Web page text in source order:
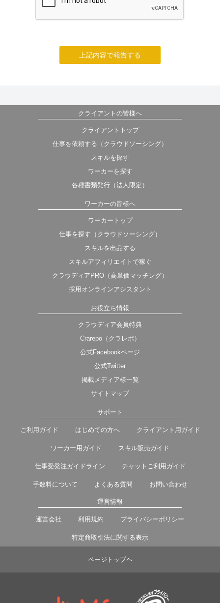
上記内容で報告する
クライアントの皆様へ
クライアントトップ
仕事を依頼する（クラウドソーシング）
スキルを探す
ワーカーを探す
各種書類発行（法人限定）
ワーカーの皆様へ
ワーカートップ
仕事を探す（クラウドソーシング）
スキルを出品する
スキルアフィリエイトで稼ぐ
クラウディアPRO（高単価マッチング）
採用オンラインアシスタント
お役立ち情報
クラウディア会員特典
Crarepo（クラレポ）
公式Facebookページ
公式Twitter
掲載メディア様一覧
サイトマップ
サポート
ご利用ガイド はじめての方へ クライアント用ガイド
ワーカー用ガイド スキル販売ガイド
仕事受発注ガイドライン チャットご利用ガイド
手数料について よくある質問 お問い合わせ
運営情報
運営会社 利用規約 プライバシーポリシー
特定商取引法に関する表示
ページトップヘ